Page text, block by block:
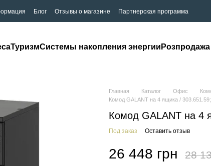
Блог Отзывы о магазине Партнерская программа
ТуризмСистемы накопления энергии Розпродажа
Главная Каталог Офис
Комод GALANT на 4 ящика /
Комод GALANT на 4
Под заказ Оставить отзыв
26 448 грн 28